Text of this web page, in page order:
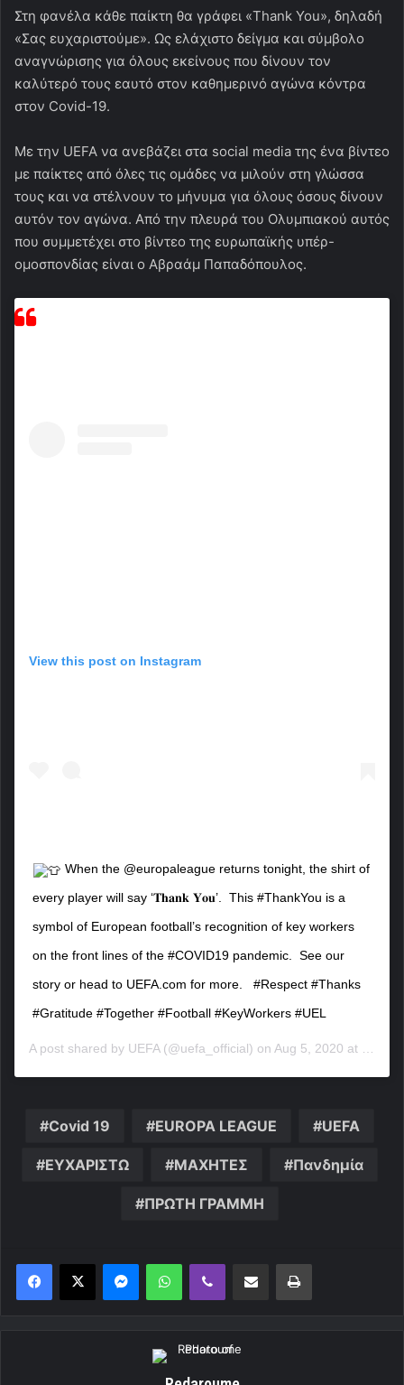
Στη φανέλα κάθε παίκτη θα γράφει «Thank You», δηλαδή
«Σας ευχαριστούμε». Ως ελάχιστο δείγμα και σύμβολο
αναγνώρισης για όλους εκείνους που δίνουν τον
καλύτερό τους εαυτό στον καθημερινό αγώνα κόντρα
στον Covid-19.
Με την UEFA να ανεβάζει στα social media της ένα βίντεο
με παίκτες από όλες τις ομάδες να μιλούν στη γλώσσα
τους και να στέλνουν το μήνυμα για όλους όσους δίνουν
αυτόν τον αγώνα. Από την πλευρά του Ολυμπιακού αυτός
που συμμετέχει στο βίντεο της ευρωπαϊκής υπέρ-
ομοσπονδίας είναι ο Αβραάμ Παπαδόπουλος.
View this post on Instagram
When the @europaleague returns tonight, the shirt of
every player will say ‘𝐓𝐡𝐚𝐧𝐤 𝐘𝐨𝐮’.⁣ ⁣ This #ThankYou is a
symbol of European football’s recognition of key workers
on the front lines of the #COVID19 pandemic.⁣ ⁣ See our
story or head to UEFA.com for more. ⁣ ⁣ #Respect #Thanks
#Gratitude #Together #Football #KeyWorkers #UEL
A post shared by UEFA(@uefa_official) on Aug 5, 2020 at 5:37am PDT
Covid 19 EUROPA LEAGUE UEFA
ΕΥΧΑΡΙΣΤΩ ΜΑΧΗΤΕΣ Πανδημία
ΠΡΩΤΗ ΓΡΑΜΜΗ
MessengerWhatsAppViber Κοινοποίηση μέσω ηλεκτρονικού ταχυδρομείουΕκτύπωση